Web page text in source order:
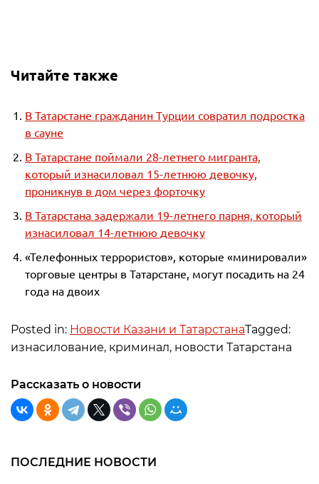
Читайте также
В Татарстане гражданин Турции совратил подростка
в сауне
В Татарстане поймали 28-летнего мигранта,
который изнасиловал 15-летнюю девочку,
проникнув в дом через форточку
В Татарстана задержали 19-летнего парня, который
изнасиловал 14-летнюю девочку
«Телефонных террористов», которые «минировали»
торговые центры в Татарстане, могут посадить на 24
года на двоих
Posted in: Новости Казани и ТатарстанаTagged:
изнасилование, криминал, новости Татарстана
Рассказать о новости
ПОСЛЕДНИЕ НОВОСТИ